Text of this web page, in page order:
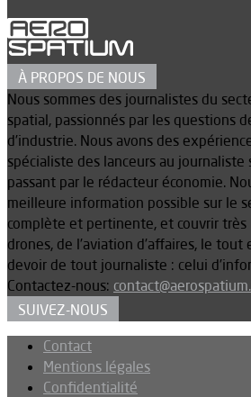
À PROPOS DE NOUS
Nous sommes des journalistes du
spatial, passionnés par les questions
d’industrie. Nous avons des
spécialiste des lanceurs au
passant par le rédacteur économie.
meilleure information possible sur le
complète et pertinente, et couvrir
drones, de l’aviation d’affaires, le tout
devoir de tout journaliste : celui
Contactez-nous:
SUIVEZ-NOUS
Contact
Mentions légales
Confidentialité